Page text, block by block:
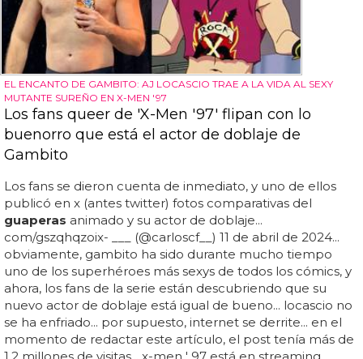
EL ENCANTO DE GAMBITO: AJ LOCASCIO TRAE A LA VIDA AL SEXY
MUTANTE SUREÑO EN X-MEN '97
Los fans queer de 'X-Men '97' flipan con lo
buenorro que está el actor de doblaje de
Gambito
Los fans se dieron cuenta de inmediato, y uno de ellos
publicó en x (antes twitter) fotos comparativas del
guaperas animado y su actor de doblaje...
com/gszqhqzoix- ___ (@carloscf__) 11 de abril de 2024...
obviamente, gambito ha sido durante mucho tiempo
uno de los superhéroes más sexys de todos los cómics, y
ahora, los fans de la serie están descubriendo que su
nuevo actor de doblaje está igual de bueno... locascio no
se ha enfriado... por supuesto, internet se derrite... en el
momento de redactar este artículo, el post tenía más de